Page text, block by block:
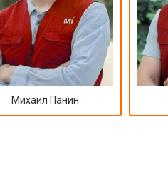
Михаил Панин